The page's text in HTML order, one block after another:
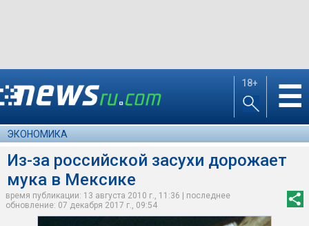
18+ ☰
ЭКОНОМИКА
Из-за российской засухи дорожает
мука в Мексике
время публикации: 13 августа 2010 г., 11:36 | последнее
обновление: 07 декабря 2017 г., 09:54